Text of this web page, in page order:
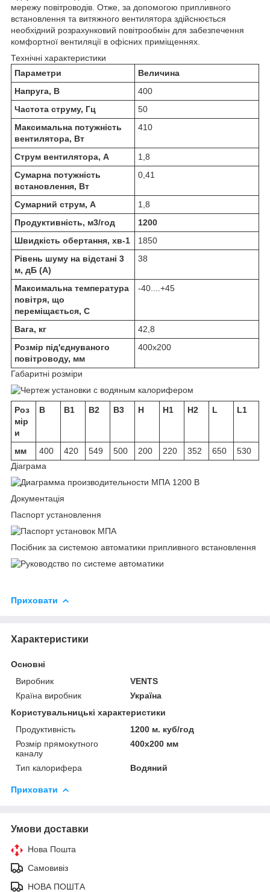
мережу повітроводів. Отже, за допомогою припливного
встановлення та витяжного вентилятора здійснюється
необхідний розрахунковий повітрообмін для забезпечення
комфортної вентиляції в офісних приміщеннях.
Технічні характеристики
Параметри
Величина
Напруга, В
400
Частота струму, Гц
50
Максимальна потужність
вентилятора, Вт
410
Струм вентилятора, А
1,8
Сумарна потужність
встановлення, Вт
0,41
Сумарний струм, А
1,8
Продуктивність, м3/год
1200
Швидкість обертання, хв-1
1850
Рівень шуму на відстані 3
м, дБ (А)
38
Максимальна температура
повітря, що
переміщається, С
-40....+45
Вага, кг
42,8
Розмір під'єднуваного
повітроводу, мм
400х200
Габаритні розміри
Роз
мір
и
B B1 B2 B3 H H1 H2 L L1
мм 400 420 549 500 200 220 352 650
530
Діаграма
Документація
Паспорт установлення
Посібник за системою автоматики припливного встановлення
Приховати
Характеристики
Основні
Виробник
VENTS
Країна виробник
Україна
Користувальницькі характеристики
Продуктивність
1200 м. куб/год
Розмір прямокутного
каналу
400х200 мм
Тип калорифера Водяний
Приховати
Умови доставки
Нова Пошта
Самовивіз
НОВА ПОШТА